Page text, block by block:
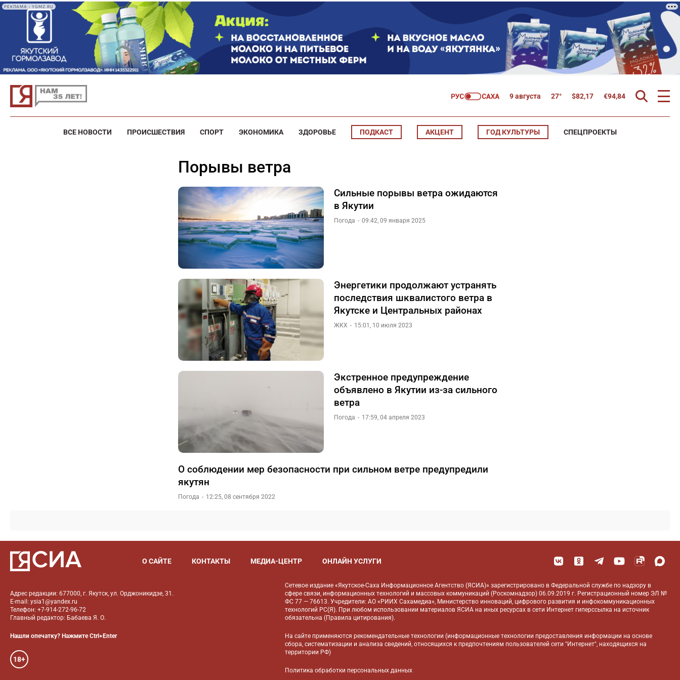
РЕКЛАМА • YGMZ.RU
9 августа 27° $82,17 €94,84
ВСЕ НОВОСТИ ПРОИСШЕСТВИЯ СПОРТ ЭКОНОМИКА ЗДОРОВЬЕ ПОДКАСТ АКЦЕНТ ГОД КУЛЬТУРЫ СПЕЦПРОЕКТЫ
порывы ветра
Сильные порывы ветра ожидаются
в Якутии
Погода 09:42, 09 января 2025
Энергетики продолжают устранять
последствия шквалистого ветра в
Якутске и Центральных районах
ЖКХ 15:01, 10 июля 2023
Экстренное предупреждение
объявлено в Якутии из-за сильного
ветра
Погода 17:59, 04 апреля 2023
О соблюдении мер безопасности при сильном ветре предупредили
якутян
Погода 12:25, 08 сентября 2022
О САЙТЕ КОНТАКТЫ МЕДИА-ЦЕНТР ОНЛАЙН УСЛУГИ
Адрес редакции: 677000, г. Якутск, ул. Орджоникидзе, 31.
E-mail: ysia1@yandex.ru
Телефон: +7-914-272-96-72
Главный редактор: Бабаева Я. О.
Нашли опечатку? Нажмите Ctrl+Enter
18+
Сетевое издание «Якутское-Саха Информационное Агентство (ЯСИА)» зарегистрировано в Федеральной службе по надзору в
сфере связи, информационных технологий и массовых коммуникаций (Роскомнадзор) 06.09.2019 г. Регистрационный номер ЭЛ №
ФС 77 — 76613. Учредители: АО «РИИХ Сахамедиа», Министерство инноваций, цифрового развития и инфокоммуникационных
технологий РС(Я). При любом использовании материалов ЯСИА на иных ресурсах в сети Интернет гиперссылка на источник
обязательна (Правила цитирования).
На сайте применяютсярекомендательные технологии (информационные технологии предоставления информации на основе
сбора, систематизации и анализа сведений, относящихся к предпочтениям пользователей сети "Интернет", находящихся на
территории РФ)
Политика обработки персональных данных